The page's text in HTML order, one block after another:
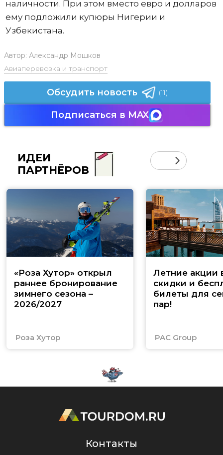
наличности. При этом вместо евро и долларов
ему подложили купюры Нигерии и
Узбекистана.
Автор: Александр Мошков
Авиаперевозка и транспорт
Обсудить новость (11)
Подписаться в MAX
ИДЕИ
ПАРТНЁРОВ
«Роза Хутор» открыл
раннее бронирование
зимнего сезона –
2026/2027
Роза Хутор
Летние акции
скидки и
билеты для
пар!
PAC Group
Контакты